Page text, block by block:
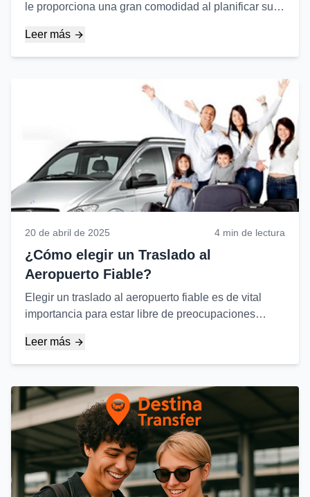
le proporciona una gran comodidad al planificar su
los pasos...
Leer más
20 de abril de 2025 4 min de lectura
¿Cómo elegir un Traslado al
Aeropuerto Fiable?
Elegir un traslado al aeropuerto fiable es de vital
importancia para estar libre de preocupaciones
principales a los que debe prestar atención...
Leer más